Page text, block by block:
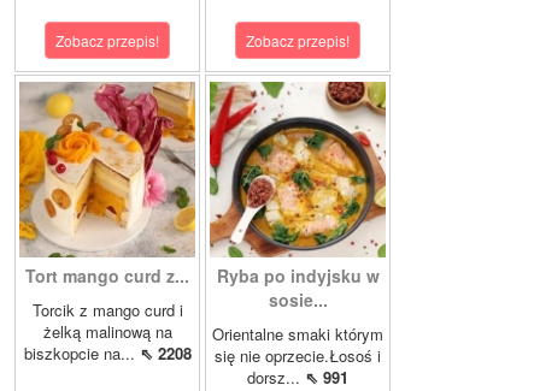
Zobacz przepis! Zobacz przepis!
Tort mango curd z...
Torcik z mango curd i
żelką malinową na
biszkopcie na... ⇖ 2208
Ryba po indyjsku w
sosie...
Orientalne smaki którym
się nie oprzecie.Łosoś i
dorsz... ⇖ 991